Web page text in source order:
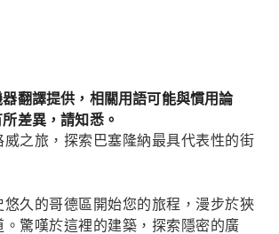
享受現代賽格威帶來的平穩騎乘體
全面培訓，讓您安心探索。
翻譯提供，相關用語可能與慣用論
差異，請知悉。
威之旅，探索巴塞隆納最具代表性的街
悠久的哥德區開始您的旅程，漫步於狹
。驚嘆於這裡的建築，探索隱密的廣